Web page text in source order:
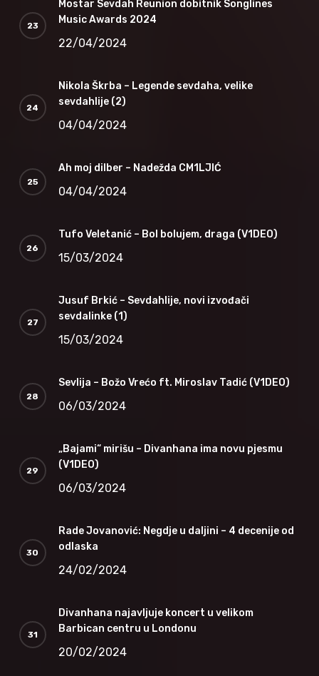
Mostar Sevdah Reunion dobitnik Songlines
Music Awards 2024
22/04/2024
Nikola Škrba – Legende sevdaha, velike
sevdahlije (2)
04/04/2024
Ah moj dilber – Nadežda CM1LJIĆ
04/04/2024
Tufo Veletanić – Bol bolujem, draga (V1DEO)
15/03/2024
Jusuf Brkić – Sevdahlije, novi izvođači
sevdalinke (1)
15/03/2024
Sevlija – Božo Vrećo ft. Miroslav Tadić (V1DEO)
06/03/2024
„Bajami“ mirišu – Divanhana ima novu pjesmu
(V1DEO)
06/03/2024
Rade Jovanović: Negdje u daljini – 4 decenije od
odlaska
24/02/2024
Divanhana najavljuje koncert u velikom
Barbican centru u Londonu
20/02/2024